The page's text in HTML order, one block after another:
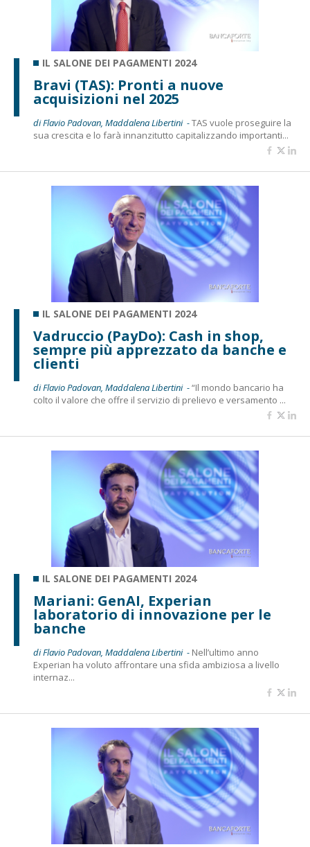
IL SALONE DEI PAGAMENTI 2024
Bravi (TAS): Pronti a nuove
acquisizioni nel 2025
di Flavio Padovan, Maddalena Libertini -TAS vuole proseguire la
sua crescita e lo farà innanzitutto capitalizzando importanti...
IL SALONE DEI PAGAMENTI 2024
Vadruccio (PayDo): Cash in shop,
sempre più apprezzato da banche e
clienti
di Flavio Padovan, Maddalena Libertini -“Il mondo bancario ha
colto il valore che offre il servizio di prelievo e versamento ...
IL SALONE DEI PAGAMENTI 2024
Mariani: GenAI, Experian
laboratorio di innovazione per le
banche
di Flavio Padovan, Maddalena Libertini - Nell’ultimo anno
Experian ha voluto affrontare una sfida ambiziosa a livello
internaz...